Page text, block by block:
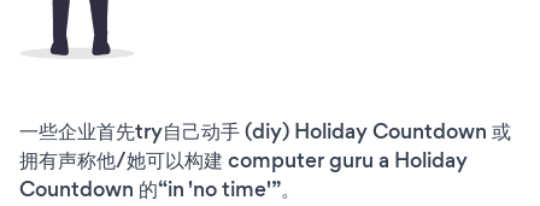
一些企业首先try自己动手 (diy) Holiday Countdown 或
拥有声称他/她可以构建 computer guru a Holiday
Countdown 的“in 'no time'”。